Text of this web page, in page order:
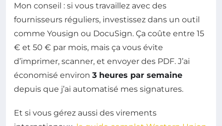
Mon conseil : si vous travaillez avec des
fournisseurs réguliers, investissez dans un outil
comme Yousign ou DocuSign. Ça coûte entre 15
€ et 50 € par mois, mais ça vous évite
d’imprimer, scanner, et envoyer des PDF. J’ai
économisé environ 3 heures par semaine
depuis que j’ai automatisé mes signatures.
Et si vous gérez aussi des virements